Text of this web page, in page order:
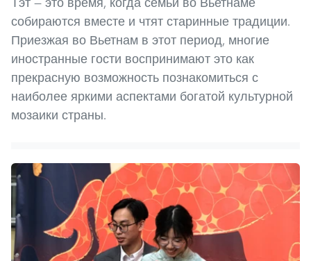
собираются вместе и чтят старинные традиции.
Приезжая во Вьетнам в этот период, многие
иностранные гости воспринимают это как
прекрасную возможность познакомиться с
наиболее яркими аспектами богатой культурной
мозаики страны.